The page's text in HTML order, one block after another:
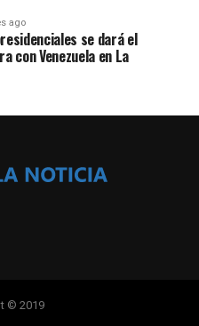
ago
se dará el
con Venezuela en La
© 2019